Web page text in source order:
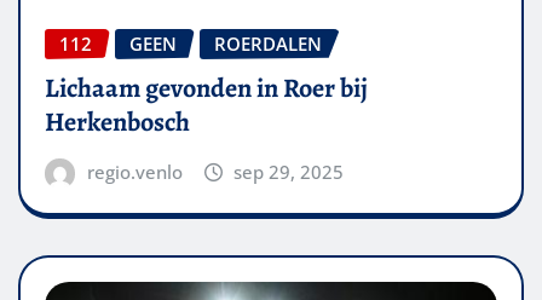
112 GEEN ROERDALEN
Lichaam gevonden in Roer bij
Herkenbosch
regio.venlo sep 29, 2025